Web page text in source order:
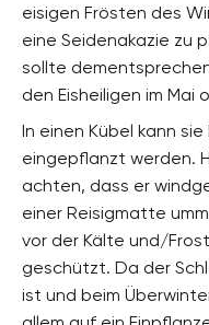
eisigen Frösten des
eine Seidenakazie zu
sollte
den Eisheiligen im Mai
In einen Kübel kann
eingepflanzt werden.
achten, dass er
einer Reisigmatte
vor der Kälte und/
geschützt. Da der
ist und beim